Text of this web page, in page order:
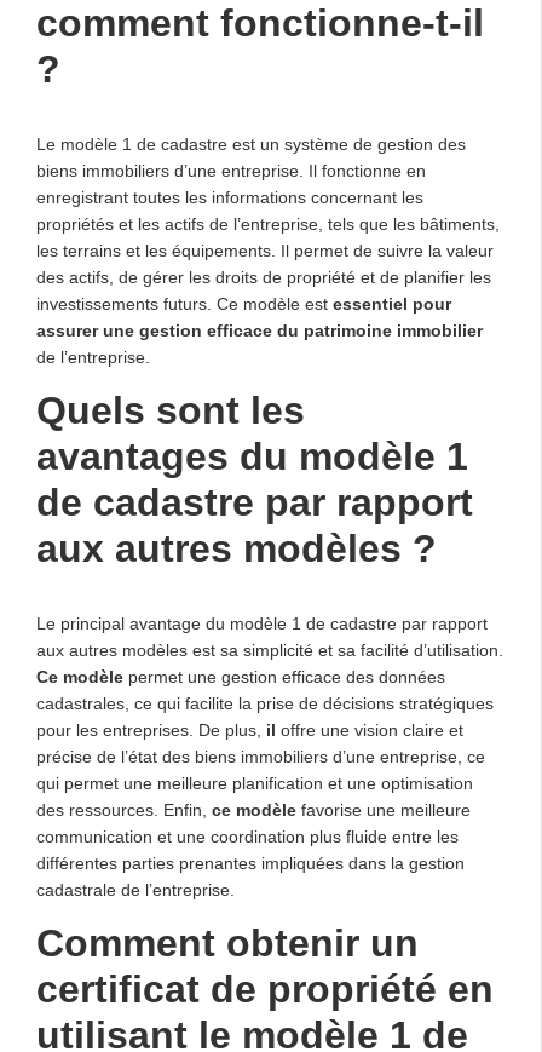
comment fonctionne-t-il
?
Le modèle 1 de cadastre est un système de gestion des
biens immobiliers d’une entreprise. Il fonctionne en
enregistrant toutes les informations concernant les
propriétés et les actifs de l’entreprise, tels que les bâtiments,
les terrains et les équipements. Il permet de suivre la valeur
des actifs, de gérer les droits de propriété et de planifier les
investissements futurs. Ce modèle est essentiel pour
assurer une gestion efficace du patrimoine immobilier
de l’entreprise.
Quels sont les
avantages du modèle 1
de cadastre par rapport
aux autres modèles ?
Le principal avantage du modèle 1 de cadastre par rapport
aux autres modèles est sa simplicité et sa facilité d’utilisation.
Ce modèle permet une gestion efficace des données
cadastrales, ce qui facilite la prise de décisions stratégiques
pour les entreprises. De plus, il offre une vision claire et
précise de l’état des biens immobiliers d’une entreprise, ce
qui permet une meilleure planification et une optimisation
des ressources. Enfin, ce modèle favorise une meilleure
communication et une coordination plus fluide entre les
différentes parties prenantes impliquées dans la gestion
cadastrale de l’entreprise.
Comment obtenir un
certificat de propriété en
utilisant le modèle 1 de